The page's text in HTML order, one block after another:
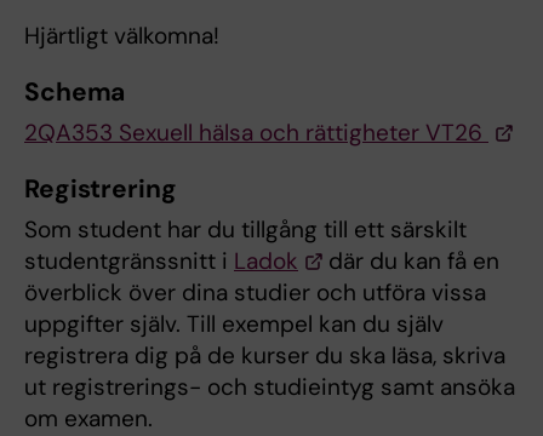
Hjärtligt välkomna!
Schema
2QA353 Sexuell hälsa och rättigheter VT26
Registrering
Som student har du tillgång till ett särskilt
studentgränssnitt i Ladok
där du kan få en
överblick över dina studier och utföra vissa
uppgifter själv. Till exempel kan du själv
registrera dig på de kurser du ska läsa, skriva
ut registrerings- och studieintyg samt ansöka
om examen.